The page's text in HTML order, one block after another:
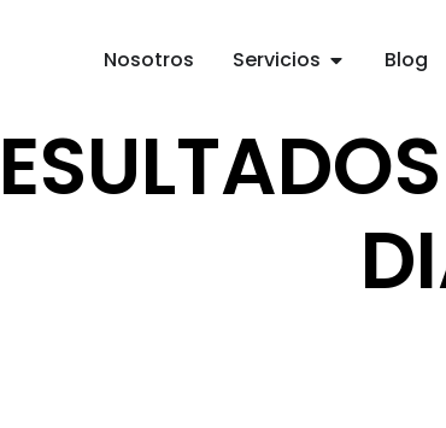
Nosotros Servicios Blog